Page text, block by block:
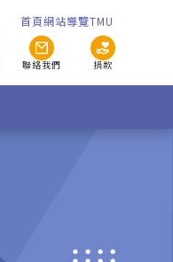
首頁網站導覽TMU
聯絡我們 捐款